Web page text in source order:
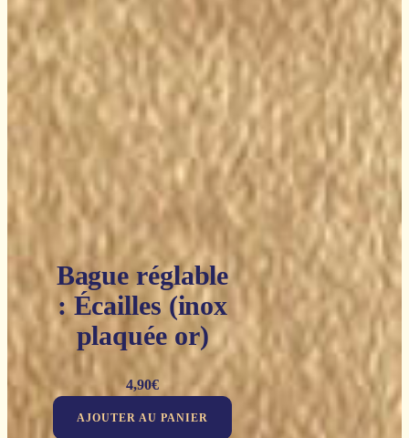
Bague réglable
: Écailles (inox
plaquée or)
4,90€
AJOUTER AU PANIER